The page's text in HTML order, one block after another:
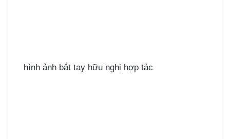
hình ảnh bắt tay hữu nghị hợp tác